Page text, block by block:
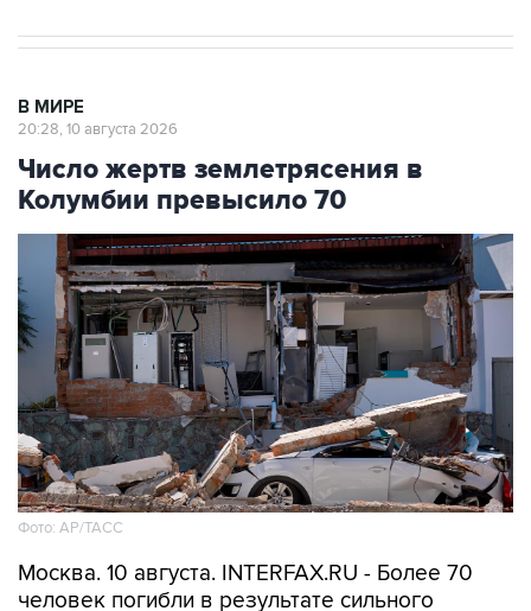
В МИРЕ
20:28, 10 августа 2026
Число жертв землетрясения в
Колумбии превысило 70
Фото: АР/ТАСС
Москва. 10 августа. INTERFAX.RU - Более 70
человек погибли в результате сильного